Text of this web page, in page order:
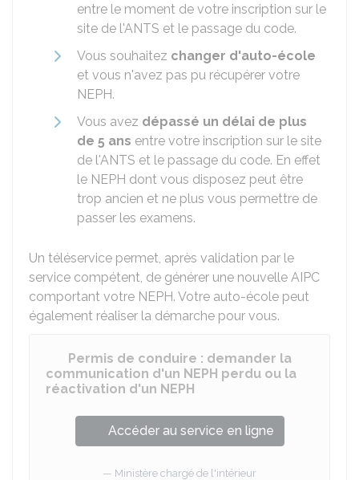
entre le moment de votre inscription sur le
site de l'ANTS et le passage du code.
Vous souhaitez changer d'auto-école
et vous n'avez pas pu récupérer votre
NEPH.
Vous avez dépassé un délai de plus
de 5 ans entre votre inscription sur le site
de l'ANTS et le passage du code. En effet
le NEPH dont vous disposez peut être
trop ancien et ne plus vous permettre de
passer les examens.
Un téléservice permet, après validation par le
service compétent, de générer une nouvelle AIPC
comportant votre NEPH. Votre auto-école peut
également réaliser la démarche pour vous.
Permis de conduire : demander la
communication d'un NEPH perdu ou la
réactivation d'un NEPH
Accéder au service en ligne
Ministère chargé de l'intérieur